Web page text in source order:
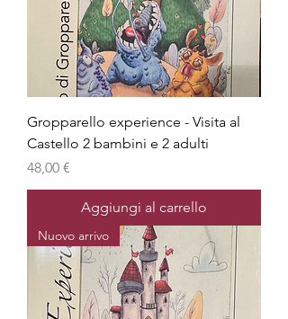
Gropparello experience - Visita al
Castello 2 bambini e 2 adulti
Prezzo
48,00 €
Aggiungi al carrello
Nuovo arrivo